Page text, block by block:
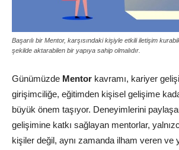
Başarılı bir Mentor, karşısındaki kişiyle etkili iletişim
şekilde aktarabilen bir yapıya sahip olmalıdır.
Günümüzde Mentor kavramı, kariyer
girişimciliğe, eğitimden kişisel gelişime
büyük önem taşıyor. Deneyimlerini
gelişimine katkı sağlayan mentorlar,
kişiler değil, aynı zamanda ilham veren ve